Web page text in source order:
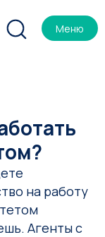
Меню
на работу
Агенты с